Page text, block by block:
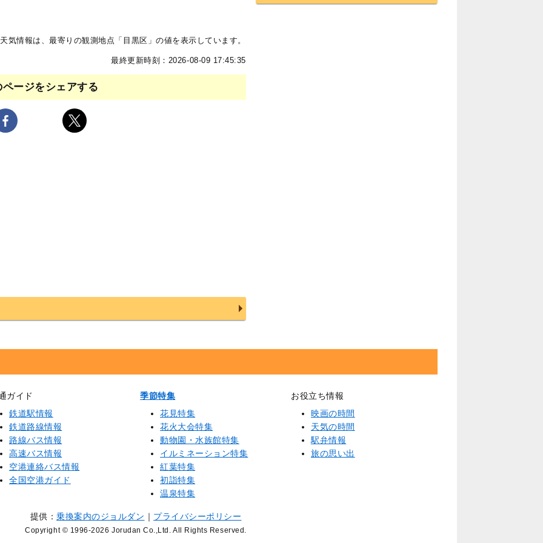
気情報は、最寄りの観測地点「目黒区」の値を表示しています。
最終更新時刻：2026-08-09 17:45:35
ページをシェアする
ガイド
鉄道駅情報
鉄道路線情報
路線バス情報
高速バス情報
空港連絡バス情報
全国空港ガイド
季節特集
花見特集
花火大会特集
動物園・水族館特集
イルミネーション特集
紅葉特集
初詣特集
温泉特集
お役立ち情報
映画の時間
天気の時間
駅弁情報
旅の思い出
提供：乗換案内のジョルダン ｜ プライバシーポリシー
Copyright © 1996-2026 Jorudan Co.,Ltd. All Rights Reserved.